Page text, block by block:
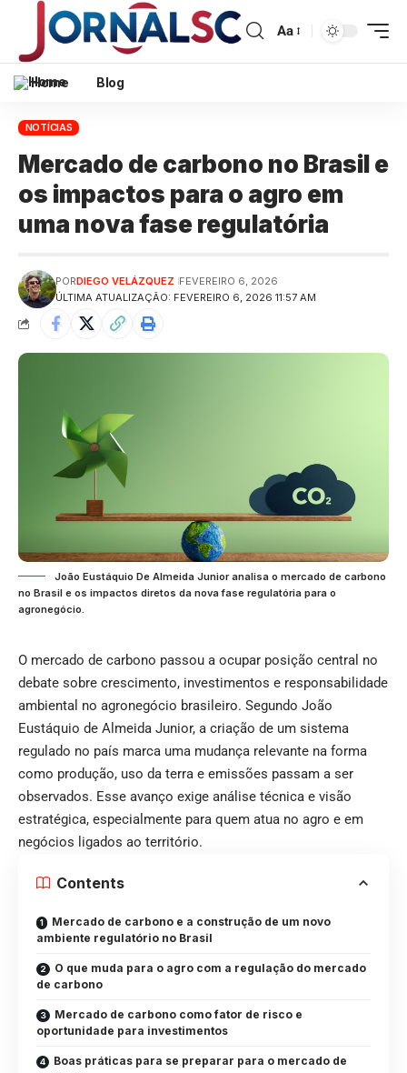
Aa
Home Blog
NOTÍCIAS
Mercado de carbono no Brasil e
os impactos para o agro em
uma nova fase regulatória
ÚLTIMA ATUALIZAÇÃO: FEVEREIRO 6, 2026 11:57 AM
PORDIEGO VELÁZQUEZ FEVEREIRO 6, 2026
João Eustáquio De Almeida Junior analisa o mercado de carbono
no Brasil e os impactos diretos da nova fase regulatória para o
agronegócio.
O mercado de carbono passou a ocupar posição central no
debate sobre crescimento, investimentos e responsabilidade
ambiental no agronegócio brasileiro. Segundo João
Eustáquio de Almeida Junior, a criação de um sistema
regulado no país marca uma mudança relevante na forma
como produção, uso da terra e emissões passam a ser
observados. Esse avanço exige análise técnica e visão
estratégica, especialmente para quem atua no agro e em
negócios ligados ao território.
Contents
Mercado de carbono e a construção de um novo
ambiente regulatório no Brasil
O que muda para o agro com a regulação do mercado
de carbono
Mercado de carbono como fator de risco e
oportunidade para investimentos
Boas práticas para se preparar para o mercado de